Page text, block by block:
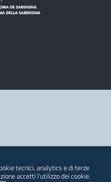
tecnici, analytics e di terze
accetti l’utilizzo dei cookie.